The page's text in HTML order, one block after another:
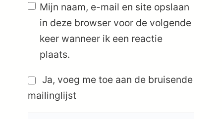
Mijn naam, e-mail en site opslaan
in deze browser voor de volgende
keer wanneer ik een reactie
plaats.
Ja, voeg me toe aan de bruisende
mailinglijst